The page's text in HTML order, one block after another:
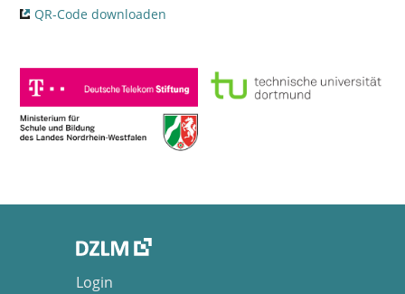
QR-Code downloaden
Login